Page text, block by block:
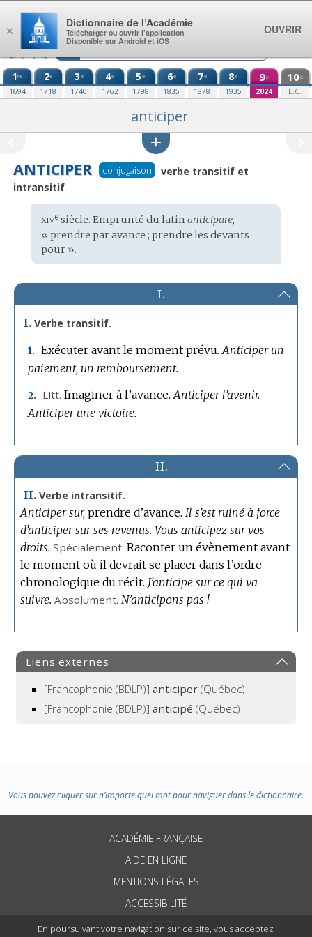
En poursuivant votre navigation sur ce site, vous acceptez
Aller au contenu
1re
1694
2e
1718
3e
1740
4e
1762
5e
1798
6e
1835
7e
1878
8e
1935
9e
2024
10e
E.C.
anticiper
ANTICIPER conjugaison
verbe transitif et
intransitif
Étymologie
:
xivesiècle. Emprunté du latin anticipare,
« prendre par avance ; prendre les devants
pour ».
I.
I. Verbe transitif.
1. Exécuter avant le moment prévu. Anticiper un
paiement, un remboursement.
2. Litt. Imaginer à l’avance. Anticiper l’avenir.
Anticiper une victoire.
II.
II. Verbe intransitif.
Anticiper sur, prendre d’avance. Il s’est ruiné à force
d’anticiper sur ses revenus. Vous anticipez sur vos
droits. Spécialement. Raconter un évènement avant
le moment où il devrait se placer dans l’ordre
chronologique du récit. J’anticipe sur ce qui va
suivre. Absolument. N’anticipons pas !
Liens externes
[Francophonie (BDLP)] anticiper (Québec)
[Francophonie (BDLP)] anticipé (Québec)
Vous pouvez cliquer sur n’importe quel mot pour naviguer dans le dictionnaire.
ACADÉMIE FRANÇAISE
AIDE EN LIGNE
MENTIONS LÉGALES
ACCESSIBILITÉ
CONTACTS
×
Dictionnaire de l’Académie
Télécharger ou ouvrir l’application
Disponible sur Android et iOS
OUVRIR